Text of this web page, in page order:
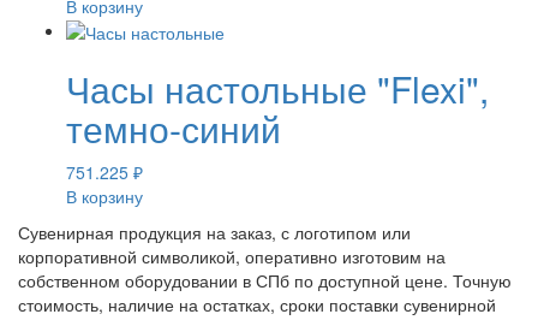
В корзину
Часы настольные "Flexi",
темно-синий
751.225 ₽
В корзину
Сувенирная продукция на заказ, с логотипом или
корпоративной символикой, оперативно изготовим на
собственном оборудовании в СПб по доступной цене. Точную
стоимость, наличие на остатках, сроки поставки сувенирной